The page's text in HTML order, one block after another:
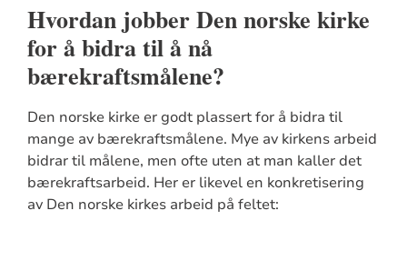
Hvordan jobber Den norske kirke
for å bidra til å nå
bærekraftsmålene?
Den norske kirke er godt plassert for å bidra til
mange av bærekraftsmålene. Mye av kirkens arbeid
bidrar til målene, men ofte uten at man kaller det
bærekraftsarbeid. Her er likevel en konkretisering
av Den norske kirkes arbeid på feltet: